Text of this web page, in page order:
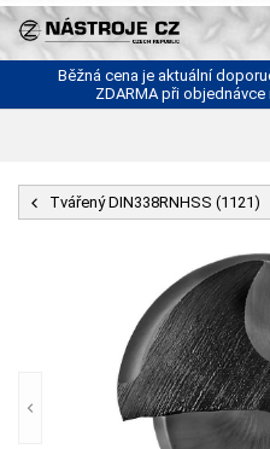
Běžná cena je aktuální
ZDARMA při objednávce
Tvářený DIN338RNHSS (1121)